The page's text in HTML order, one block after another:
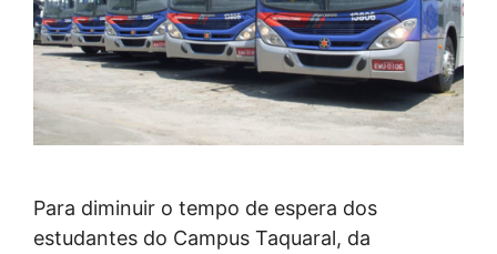
Para diminuir o tempo de espera dos
estudantes do Campus Taquaral, da